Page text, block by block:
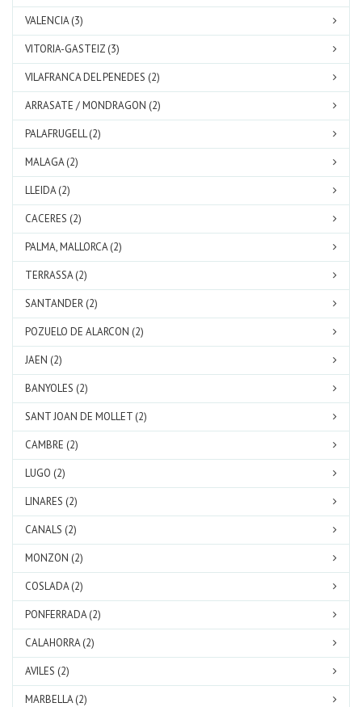
VALENCIA (3)
VITORIA-GASTEIZ (3)
VILAFRANCA DEL PENEDES (2)
ARRASATE / MONDRAGON (2)
PALAFRUGELL (2)
MALAGA (2)
LLEIDA (2)
CACERES (2)
PALMA, MALLORCA (2)
TERRASSA (2)
SANTANDER (2)
POZUELO DE ALARCON (2)
JAEN (2)
BANYOLES (2)
SANT JOAN DE MOLLET (2)
CAMBRE (2)
LUGO (2)
LINARES (2)
CANALS (2)
MONZON (2)
COSLADA (2)
PONFERRADA (2)
CALAHORRA (2)
AVILES (2)
MARBELLA (2)